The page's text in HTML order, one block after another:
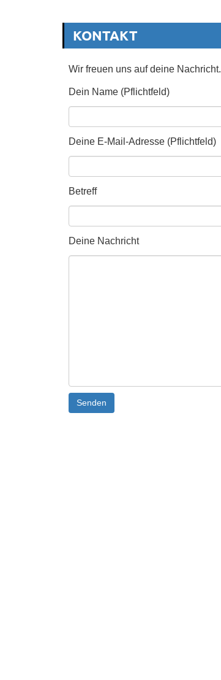
KONTAKT
Wir freuen uns auf deine Nachricht.
Dein Name (Pflichtfeld)
Deine E-Mail-Adresse (Pflichtfeld)
Betreff
Deine Nachricht